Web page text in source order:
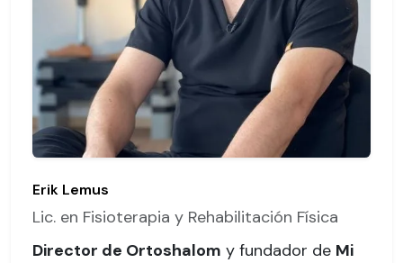
Erik Lemus
Lic. en Fisioterapia y Rehabilitación Física
Director de Ortoshalom y fundador de Mi